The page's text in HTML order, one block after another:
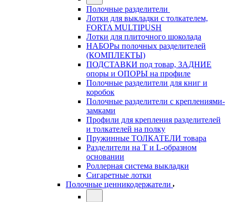
Полочные разделители
Лотки для выкладки с толкателем,
FORTA MULTIPUSH
Лотки для плиточного шоколада
НАБОРы полочных разделителей
(КОМПЛЕКТЫ)
ПОДСТАВКИ под товар, ЗАДНИЕ
опоры и ОПОРЫ на профиле
Полочные разделители для книг и
коробок
Полочные разделители с креплениями-
замками
Профили для крепления разделителей
и толкателей на полку
Пружинные ТОЛКАТЕЛИ товара
Разделители на Т и L-образном
основании
Роллерная система выкладки
Сигаретные лотки
Полочные ценникодержатели